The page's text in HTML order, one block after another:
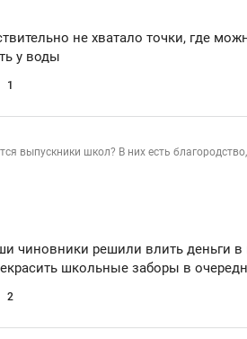
не хватало точки, где
у воды
1
выпускники школ? В них есть
чиновники решили влить деньги
школьные заборы в
2
до квартиры и Face
ключа: какой будет